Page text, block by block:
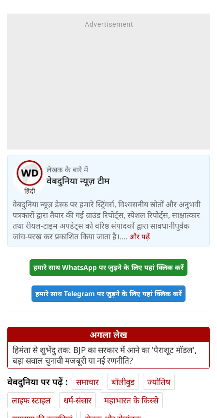
लेखक के बारे में
वेबदुनिया न्यूज़ टीम
वेबदुनिया न्यूज़ डेस्क पर हमारे स्ट्रिंगर्स, विश्वसनीय स्रोतों और अनुभवी
पत्रकारों द्वारा तैयार की गई ग्राउंड रिपोर्ट्स, स्पेशल रिपोर्ट्स, साक्षात्कार
तथा रीयल-टाइम अपडेट्स को वरिष्ठ संपादकों द्वारा सावधानीपूर्वक
जांच-परख कर प्रकाशित किया जाता है।.... और पढ़ें
हमारे साथ WhatsApp पर जुड़ने के लिए यहां क्लिक करें
हमारे साथ Telegram पर जुड़ने के लिए यहां क्लिक करें
अगला लेख
हिमंता से शुभेंदु तक: BJP का सरकार में आने का 'पैराशूट मॉडल',
बड़ा सवाल चुनावी मजबूरी या नई रणनीति?
वेबदुनिया पर पढ़ें : समाचार बॉलीवुड
ज्योतिष
लाइफ स्‍टाइल
धर्म-संसार
महाभारत के किस्से